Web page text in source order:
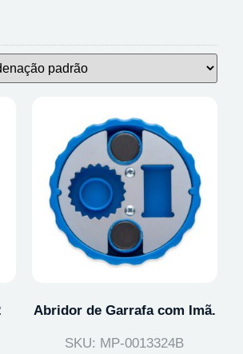
Abridor de Garrafa com Imã.
SKU: MP-0013324B